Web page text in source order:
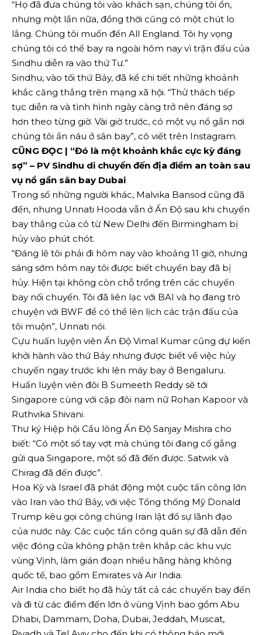
“Họ đã đưa chúng tôi vào khách sạn, chúng tôi ổn,
nhưng một lần nữa, đồng thời cũng có một chút lo
lắng. Chúng tôi muốn đến All England. Tôi hy vọng
chúng tôi có thể bay ra ngoài hôm nay vì trận đấu của
Sindhu diễn ra vào thứ Tư.”
Sindhu, vào tối thứ Bảy, đã kể chi tiết những khoảnh
khắc căng thẳng trên mạng xã hội. “Thử thách tiếp
tục diễn ra và tình hình ngày càng trở nên đáng sợ
hơn theo từng giờ. Vài giờ trước, có một vụ nổ gần nơi
chúng tôi ẩn náu ở sân bay”, cô viết trên Instagram.
CŨNG ĐỌC | “Đó là một khoảnh khắc cực kỳ đáng
sợ” – PV Sindhu di chuyển đến địa điểm an toàn sau
vụ nổ gần sân bay Dubai
Trong số những người khác, Malvika Bansod cũng đã
đến, nhưng Unnati Hooda vẫn ở Ấn Độ sau khi chuyến
bay thẳng của cô từ New Delhi đến Birmingham bị
hủy vào phút chót.
“Đáng lẽ tôi phải đi hôm nay vào khoảng 11 giờ, nhưng
sáng sớm hôm nay tôi được biết chuyến bay đã bị
hủy. Hiện tại không còn chỗ trống trên các chuyến
bay nối chuyến. Tôi đã liên lạc với BAI và họ đang trò
chuyện với BWF để có thể lên lịch các trận đấu của
tôi muộn”, Unnati nói.
Cựu huấn luyện viên Ấn Độ Vimal Kumar cũng dự kiến
​​​​khởi hành vào thứ Bảy nhưng được biết về việc hủy
chuyến ngay trước khi lên máy bay ở Bengaluru.
Huấn luyện viên đôi B Sumeeth Reddy sẽ tới
Singapore cùng với cặp đôi nam nữ Rohan Kapoor và
Ruthvika Shivani.
Thư ký Hiệp hội Cầu lông Ấn Độ Sanjay Mishra cho
biết: “Có một số tay vợt mà chúng tôi đang cố gắng
gửi qua Singapore, một số đã đến được. Satwik và
Chirag đã đến được”.
Hoa Kỳ và Israel đã phát động một cuộc tấn công lớn
vào Iran vào thứ Bảy, với việc Tổng thống Mỹ Donald
Trump kêu gọi công chúng Iran lật đổ sự lãnh đạo
của nước này. Các cuộc tấn công quân sự đã dẫn đến
việc đóng cửa không phận trên khắp các khu vực
vùng Vịnh, làm gián đoạn nhiều hãng hàng không
quốc tế, bao gồm Emirates và Air India.
Air India cho biết họ đã hủy tất cả các chuyến bay đến
và đi từ các điểm đến lớn ở vùng Vịnh bao gồm Abu
Dhabi, Dammam, Doha, Dubai, Jeddah, Muscat,